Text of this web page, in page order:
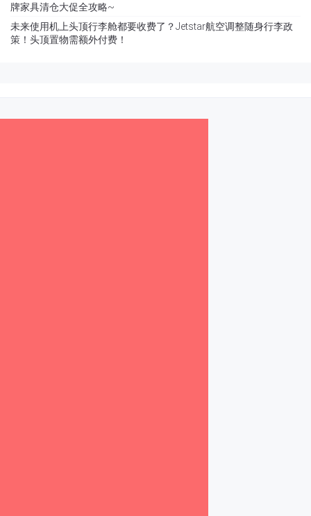
牌家具清仓大促全攻略~
未来使用机上头顶行李舱都要收费了？Jetstar航空调整随身行李政
策！头顶置物需额外付费！